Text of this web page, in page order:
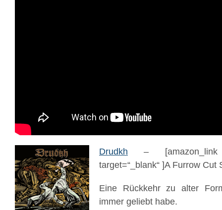
Drudkh – [amazon_link
target=“_blank“ ]A Furrow Cut
Eine Rückkehr zu alter
immer geliebt habe.